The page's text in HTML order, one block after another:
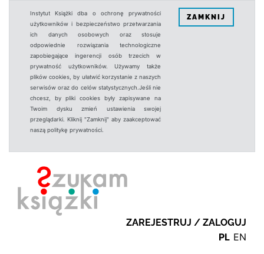
Instytut Książki dba o ochronę prywatności
użytkowników i bezpieczeństwo przetwarzania
ich danych osobowych oraz stosuje
odpowiednie rozwiązania technologiczne
zapobiegające ingerencji osób trzecich w
prywatność użytkowników. Używamy także
plików cookies, by ułatwić korzystanie z naszych
serwisów oraz do celów statystycznych.Jeśli nie
chcesz, by pliki cookies były zapisywane na
Twoim dysku zmień ustawienia swojej
przeglądarki. Kliknij "Zamknij" aby zaakceptować
naszą politykę prywatności.
ZAMKNIJ
ZAREJESTRUJ / ZALOGUJ
PL EN